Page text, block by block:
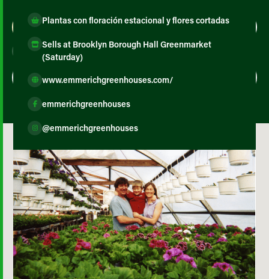
Map View List View
Plantas con floración estacional y flores cortadas
Sells at Brooklyn Borough Hall Greenmarket
(Saturday)
www.emmerichgreenhouses.com/
emmerichgreenhouses
@emmerichgreenhouses